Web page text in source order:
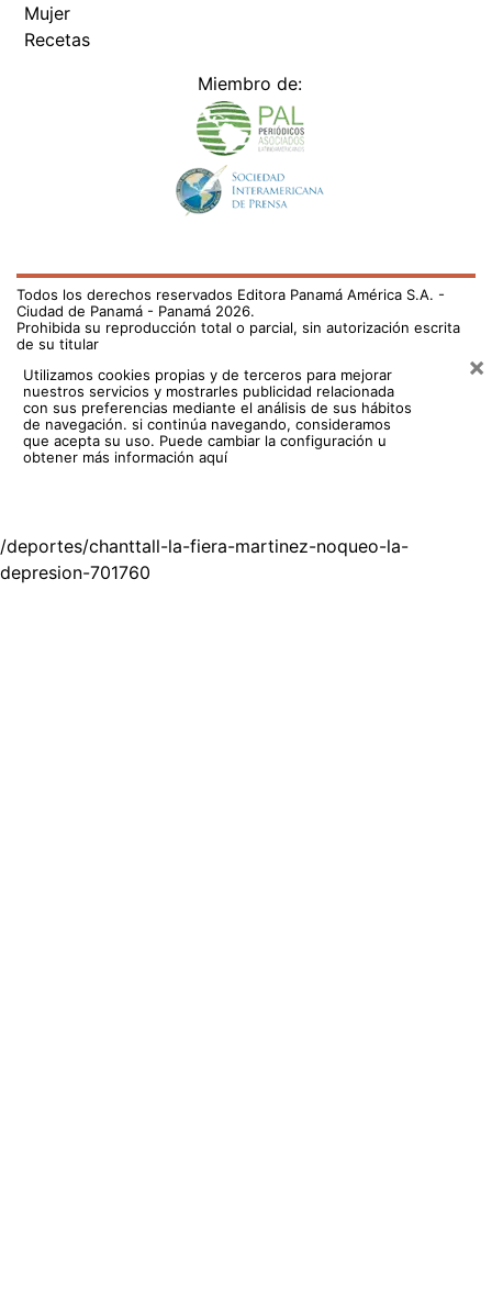
Mujer
Recetas
Miembro de:
Todos los derechos reservados Editora Panamá América S.A. -
Ciudad de Panamá - Panamá 2026.
Prohibida su reproducción total o parcial, sin autorización escrita
de su titular
Utilizamos cookies propias y de terceros para mejorar
nuestros servicios y mostrarles publicidad relacionada
con sus preferencias mediante el análisis de sus hábitos
de navegación. si continúa navegando, consideramos
que acepta su uso. Puede cambiar la configuración u
obtener más información aquí
×
/deportes/chanttall-la-fiera-martinez-noqueo-la-
depresion-701760